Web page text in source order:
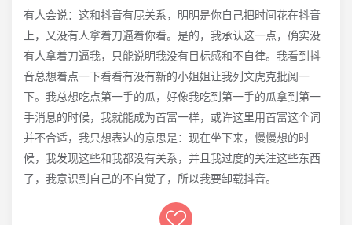
有人会说：这和抖音有屁关系，明明是你自己把时间花在抖音
上，又没有人拿着刀逼着你看。是的，我承认这一点，确实没
有人拿着刀逼我，只能说明我没有目标感和不自律。我看到抖
音总想着点一下看看有没有新的小姐姐让我列文虎克批阅一
下。我总想吃点第一手的瓜，好像我吃到第一手的瓜拿到第一
手消息的时候，我就能成为首富一样，或许这里用首富这个词
并不合适，我只想表达的意思是：现在坐下来，慢慢想的时
候，我发现这些和我都没有关系，并且我过度的关注这些东西
了，我意识到自己的不自觉了，所以我要卸载抖音。